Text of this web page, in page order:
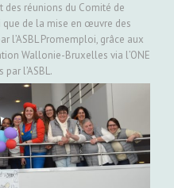
des réunions du Comité de
de la mise en œuvre des
l’ASBL Promemploi, grâce aux
Wallonie-Bruxelles via l’ONE
l’ASBL.